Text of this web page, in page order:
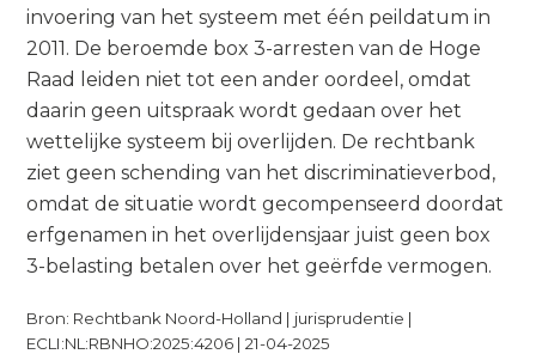
invoering van het systeem met één peildatum in
2011. De beroemde box 3-arresten van de Hoge
Raad leiden niet tot een ander oordeel, omdat
daarin geen uitspraak wordt gedaan over het
wettelijke systeem bij overlijden. De rechtbank
ziet geen schending van het discriminatieverbod,
omdat de situatie wordt gecompenseerd doordat
erfgenamen in het overlijdensjaar juist geen box
3-belasting betalen over het geërfde vermogen.
Bron: Rechtbank Noord-Holland | jurisprudentie |
ECLI:NL:RBNHO:2025:4206 | 21-04-2025